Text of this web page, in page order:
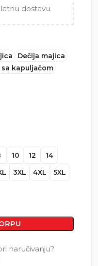
dostavu
Dečija majica
sa kapuljačom
10 12
14
3XL 4XL 5XL
naručivanju?